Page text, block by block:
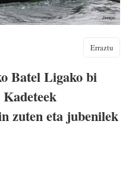
Erraztu
Batel Ligako bi
zuten eta jubenilek